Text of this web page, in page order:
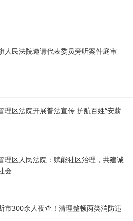
人民法院邀请代表委员旁听案件庭审
理区法院开展普法宣传 护航百姓“安薪
理区人民法院：赋能社区治理，共建诚
会
市300余人夜查！清理整顿两类消防违